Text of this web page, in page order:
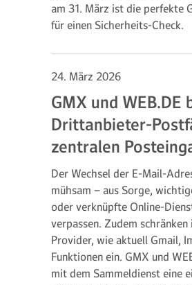
am 31. März ist die perfekte
für einen Sicherheits-Check.
24. März 2026
GMX und WEB.DE
Drittanbieter-
zentralen
Der Wechsel der E-Mail-
mühsam – aus Sorge,
oder verknüpfte Online-
verpassen. Zudem
Provider, wie aktuell Gmail,
Funktionen ein. GMX und
mit dem Sammeldienst eine